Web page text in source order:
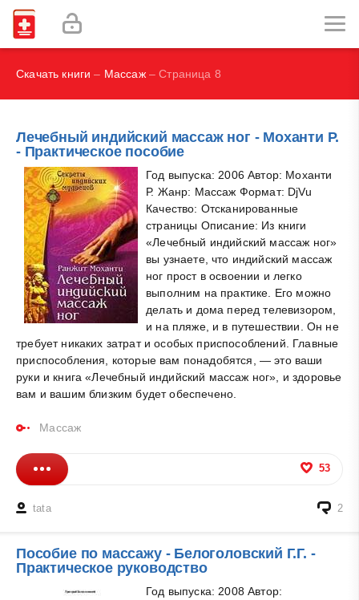
Социальная психология - Дэвид Дж. Майерс
С., Дж. М. Риппе, А. Лисбон, С. О. Херд
Скачать книги – Массаж– Страница 8
Лечебный индийский массаж ног - Моханти Р.
- Практическое пособие
Год выпуска: 2006 Автор: Моханти
Р. Жанр: Массаж Формат: DjVu
Качество: Отсканированные
страницы Описание: Из книги
«Лечебный индийский массаж ног»
вы узнаете, что индийский массаж
ног прост в освоении и легко
выполним на практике. Его можно
делать и дома перед телевизором,
и на пляже, и в путешествии. Он не
требует никаких затрат и особых приспособлений. Главные
приспособления, которые вам понадобятся, — это ваши
руки и книга «Лечебный индийский массаж ног», и здоровье
вам и вашим близким будет обеспечено.
Массаж
53
tata 2
Пособие по массажу - Белоголовский Г.Г. -
Практическое руководство
Год выпуска: 2008 Автор: